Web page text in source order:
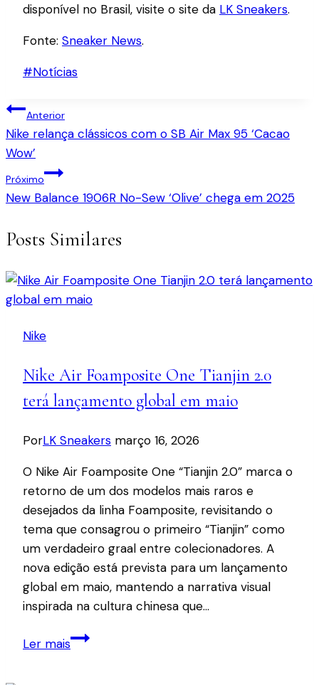
disponível no Brasil, visite o site da LK Sneakers.
Fonte: Sneaker News.
Tags
Post:
#Notícias
Navegação
de
Post
Anterior
Nike relança clássicos com o SB Air Max 95 ‘Cacao
Wow’
Próximo
New Balance 1906R No-Sew ‘Olive’ chega em 2025
Posts Similares
Nike
Nike Air Foamposite One Tianjin 2.0
terá lançamento global em maio
PorLK Sneakers março 16, 2026
O Nike Air Foamposite One “Tianjin 2.0” marca o
retorno de um dos modelos mais raros e
desejados da linha Foamposite, revisitando o
tema que consagrou o primeiro “Tianjin” como
um verdadeiro graal entre colecionadores. A
nova edição está prevista para um lançamento
global em maio, mantendo a narrativa visual
inspirada na cultura chinesa que…
Ler maisNike